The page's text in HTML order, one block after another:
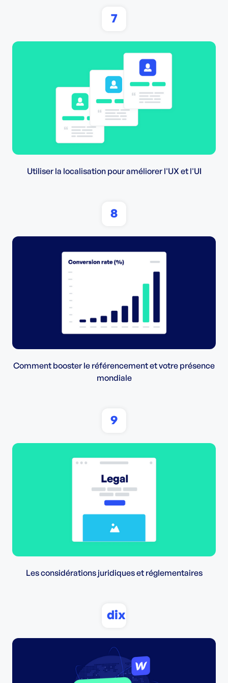
7
Utiliser la localisation pour améliorer l'UX et l'UI
8
Comment booster le référencement et votre présence
mondiale
9
Les considérations juridiques et réglementaires
dix